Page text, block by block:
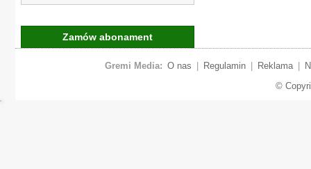
Zamów abonament
Gremi Media: O nas Regulamin Reklama
©